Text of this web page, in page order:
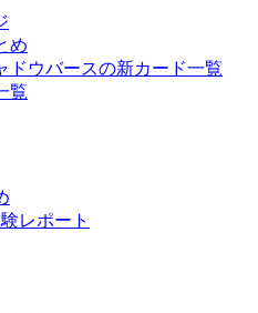
め
ドウバースの新カード一覧
覧
レポート